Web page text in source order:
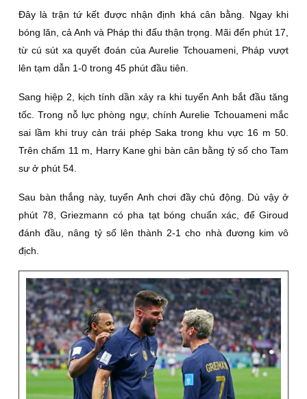
Đây là trận tứ kết được nhận định khá cân bằng. Ngay khi
bóng lăn, cả Anh và Pháp thi đấu thận trọng. Mãi đến phút 17,
từ cú sút xa quyết đoán của Aurelie Tchouameni, Pháp vượt
lên tạm dẫn 1-0 trong 45 phút đầu tiên.
Sang hiệp 2, kịch tính dần xảy ra khi tuyển Anh bắt đầu tăng
tốc. Trong nỗ lực phòng ngự, chính Aurelie Tchouameni mắc
sai lầm khi truy cản trái phép Saka trong khu vực 16 m 50.
Trên chấm 11 m, Harry Kane ghi bàn cân bằng tỷ số cho Tam
sư ở phút 54.
Sau bàn thắng này, tuyển Anh chơi đầy chủ động. Dù vậy ở
phút 78, Griezmann có pha tạt bóng chuẩn xác, để Giroud
đánh đầu, nâng tỷ số lên thành 2-1 cho nhà đương kim vô
địch.